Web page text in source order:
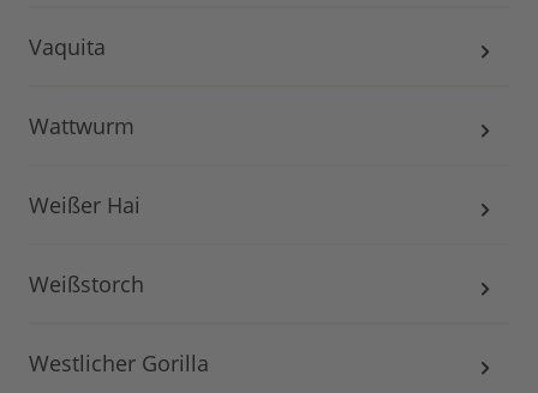
Vaquita
Wattwurm
Weißer Hai
Weißstorch
Westlicher Gorilla